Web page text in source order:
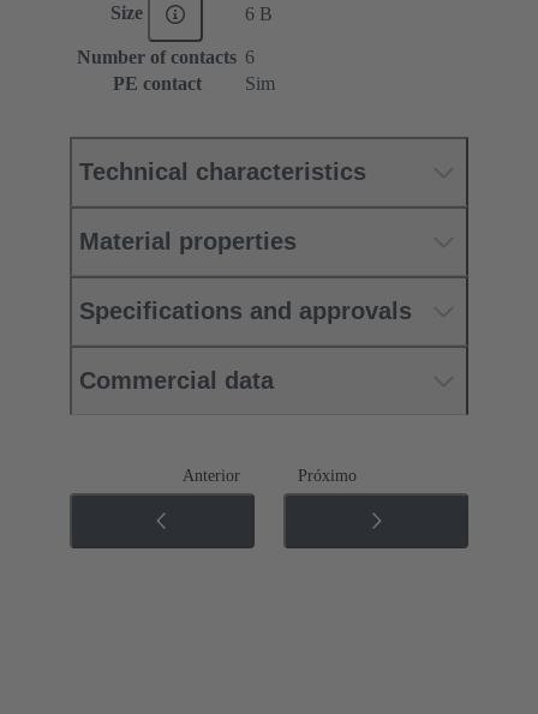
Size 6 B
Number of contacts 6
PE contact
Sim
Technical characteristics
Material properties
Specifications and approvals
Commercial data
Anterior Próximo